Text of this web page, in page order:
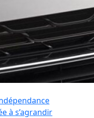
à s’agrandir